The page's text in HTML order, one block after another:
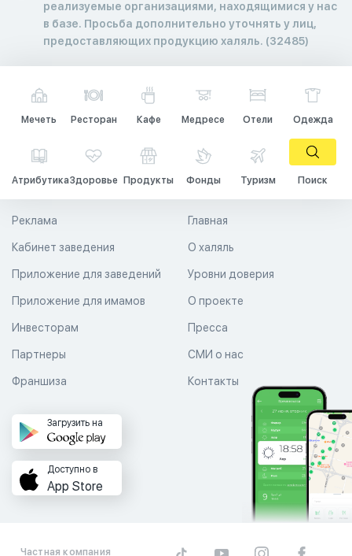
реализуемые организациями, находящимися у нас
в базе. Просьба дополнительно уточнять у лиц,
предоставляющих продукцию халяль. (32485)
Мечеть Ресторан Кафе Медресе Отели Одежда
АтрибутикаЗдоровье Продукты Фонды Туризм Поиск
Главная
О халяль
Уровни доверия
Реклама
Кабинет заведения
Приложение для заведений
Приложение для имамов О проекте
Пресса
СМИ о нас
Контакты
Инвесторам
Партнеры
Франшиза
Загрузить на
Доступно в
App Store
Частная компания